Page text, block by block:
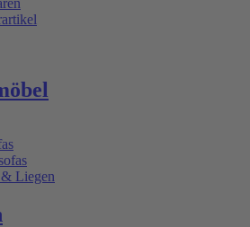
& Liegen